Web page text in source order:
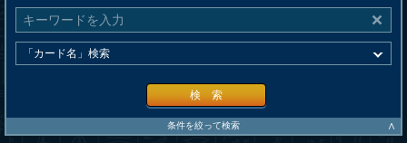
検 索
条件を絞って検索 ∧